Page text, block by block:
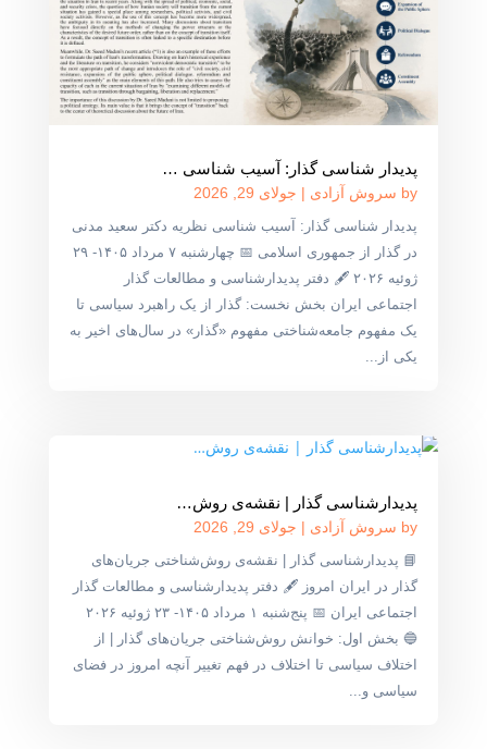
پدیدار شناسی گذار: آسیب شناسی …
by سروش آزادی | جولای 29, 2026
پدیدار شناسی گذار: آسیب شناسی نظریه دکتر سعید مدنی
در گذار از جمهوری اسلامی 📅 چهارشنبه ۷ مرداد ۱۴۰۵- ۲۹
ژوئیه ۲۰۲۶ 🖋 دفتر پدیدارشناسی و مطالعات گذار
اجتماعی ایران بخش نخست: گذار از یک راهبرد سیاسی تا
یک مفهوم جامعه‌شناختی مفهوم «گذار» در سال‌های اخیر به
یکی از...
پدیدارشناسی گذار | نقشه‌ی روش‌…
by سروش آزادی | جولای 29, 2026
📘 پدیدارشناسی گذار | نقشه‌ی روش‌شناختی جریان‌های
گذار در ایران امروز 🖋 دفتر پدیدارشناسی و مطالعات گذار
اجتماعی ایران 📅 پنج‌شنبه ۱ مرداد ۱۴۰۵- ۲۳ ژوئیه ۲۰۲۶
🔵 بخش اول: خوانش روش‌شناختی جریان‌های گذار | از
اختلاف سیاسی تا اختلاف در فهم تغییر آنچه امروز در فضای
سیاسی و...